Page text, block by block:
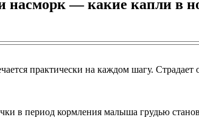
— какие капли в
практически на каждом шагу.
в период кормления малыша грудью